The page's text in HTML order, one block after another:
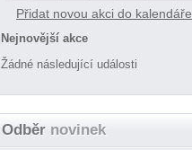
Přidat novou akci do kalendáře
Nejnovější akce
Žádné následující události
Odběr novinek